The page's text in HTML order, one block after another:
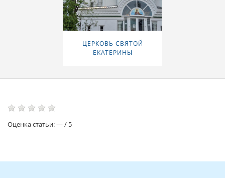
ЦЕРКОВЬ СВЯТОЙ
ЕКАТЕРИНЫ
Оценка статьи:—/ 5